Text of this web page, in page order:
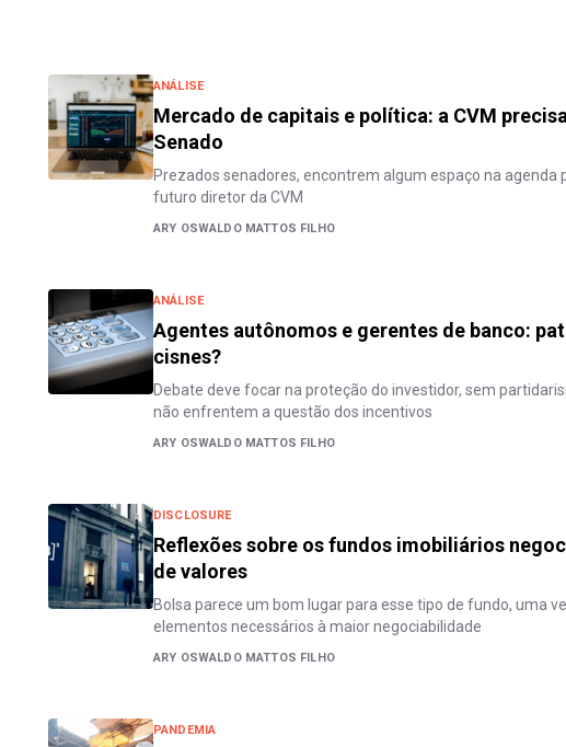
ANÁLISE
Mercado de capitais e política: a CVM
Senado
Prezados senadores, encontrem algum espaço na agenda
futuro diretor da CVM
ARY OSWALDO MATTOS FILHO
ANÁLISE
Agentes autônomos e gerentes de banco:
cisnes?
Debate deve focar na proteção do investidor, sem
não enfrentem a questão dos incentivos
ARY OSWALDO MATTOS FILHO
DISCLOSURE
Reflexões sobre os fundos imobiliários
de valores
Bolsa parece um bom lugar para esse tipo de fundo, uma
elementos necessários à maior negociabilidade
ARY OSWALDO MATTOS FILHO
PANDEMIA